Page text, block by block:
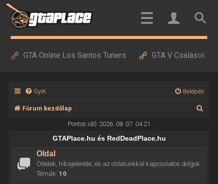
GTA Online Los Santos Tuners GTA V Csalások
GyIK Belépés
Fórum kezdőlap
Pontos idő: 2026. 08. 07. 04:21
GTAPlace.hu és RedDeadPlace.hu
Oldal
Ötletek, hibajelentés, és az oldalunkkal kapcsolatos dolgok.
Témák: 10